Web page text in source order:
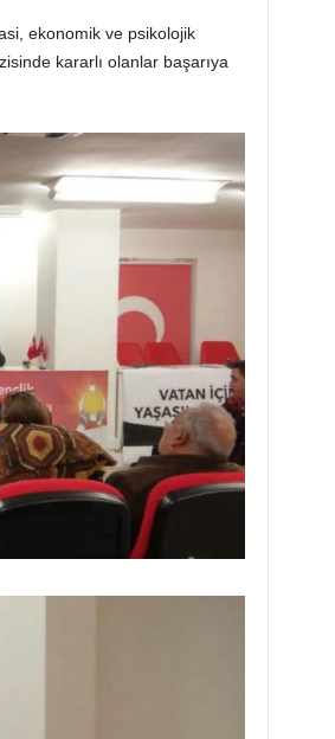
ekonomik ve psikolojik
kararlı olanlar başarıya